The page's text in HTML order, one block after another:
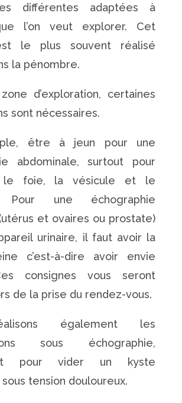
différentes adaptées à
l’on veut explorer. Cet
le plus souvent réalisé
la pénombre.
d’exploration, certaines
sont nécessaires.
être à jeun pour une
abdominale, surtout pour
le foie, la vésicule et le
Pour une échographie
et ovaires ou prostate)
urinaire, il faut avoir la
c’est-à-dire avoir envie
consignes vous seront
de la prise du rendez-vous.
également les
sous échographie,
pour vider un kyste
tension douloureux.